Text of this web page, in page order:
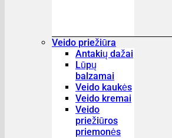
Veido priežiūra
Antakių dažai
Lūpų
balzamai
Veido kaukės
Veido kremai
Veido
priežiūros
priemonės